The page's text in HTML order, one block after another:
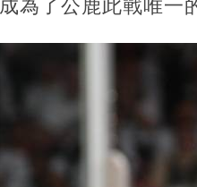
成為了公鹿此戰唯一